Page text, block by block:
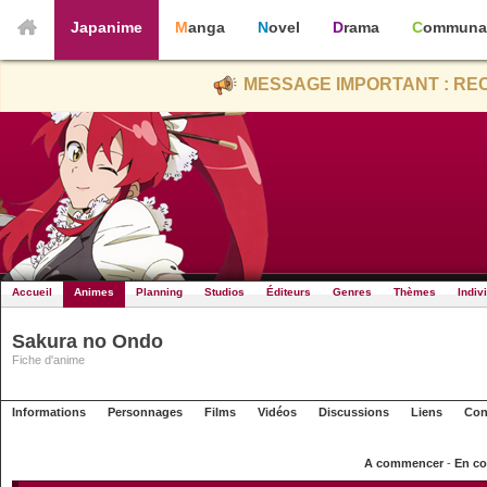
Japanime Manga Novel Drama
MESSAGE IMPORTANT :
Accueil Animes Planning Studios Éditeurs Genres Thèmes
Sakura no Ondo
Fiche d'anime
Informations Personnages Films Vidéos Discussions Liens
A commencer- En